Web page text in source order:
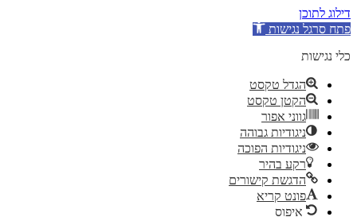
דילוג לתוכן
פתח סרגל נגישות
כלי נגישות
הגדל טקסט
הקטן טקסט
גווני אפור
ניגודיות גבוהה
ניגודיות הפוכה
רקע בהיר
הדגשת קישורים
פונט קריא
איפוס